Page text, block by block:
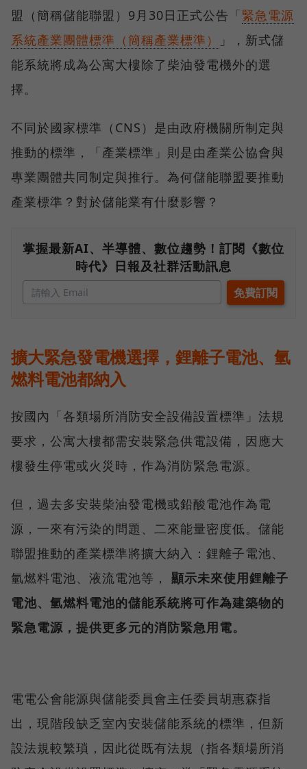
盟（簡稱儲能聯盟）9月30日正式公告「緊急電源
系統產業團體標準（簡稱產業標準）
」，新式儲
能系統將成為公寓大樓除了柴油發電機外的選
擇。
不同於國家標準（CNS）是由政府機關所制定與
推動的標準，「產業標準」則是由產業公協會與
專業團體共同制定與推行。為何儲能聯盟要推動
產業標準？對於儲能業有什麼影響？
掌握最新AI、半導體、數位趨勢！訂閱《數位
時代》日報及社群活動訊息
擴大緊急發電機選擇，鋰離子電池、氫
燃料電池都納入
按國內「各類場所消防安全設備設置標準」法規
要求，公寓大樓都需安裝緊急供電設備，因應大
樓發生停電或火災時，作為消防緊急電源。
但，過去多安裝柴油發電機或鉛酸電池作為電
源，一來有污染的問題、二來能量密度低。儲能
聯盟推動的產業標準將擴大納入：鋰離子電池、
氫燃料電池、液流電池等， 顯示未來使用鋰離子
電池、氫燃料電池的儲能系統將可作為建築物的
緊急電源，提供更多元的消防緊急用電。
電電公會能源與儲能委員會主任委員胡惠森指
出，現階段缺乏室內安裝儲能系統的標準，但新
設法規較繁瑣，因此從既有法規（指各類場所消